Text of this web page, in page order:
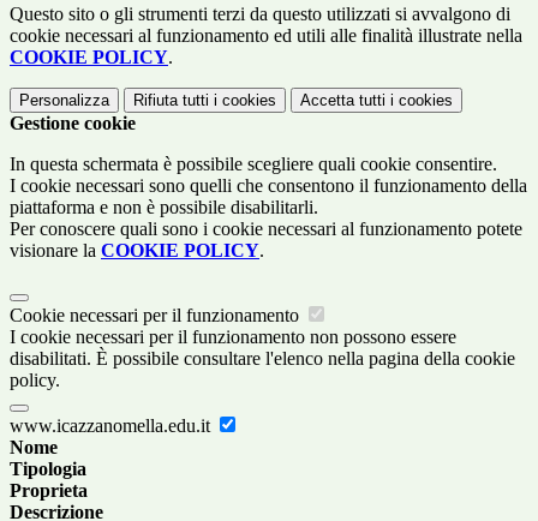
Questo sito o gli strumenti terzi da questo utilizzati si avvalgono di
cookie necessari al funzionamento ed utili alle finalità illustrate nella
COOKIE POLICY.
Personalizza Rifiuta tutti i cookies Accetta tutti i cookies
Gestione cookie
In questa schermata è possibile scegliere quali cookie consentire.
I cookie necessari sono quelli che consentono il funzionamento della
piattaforma e non è possibile disabilitarli.
Per conoscere quali sono i cookie necessari al funzionamento potete
visionare la COOKIE POLICY.
Cookie necessari per il funzionamento
I cookie necessari per il funzionamento non possono essere
disabilitati. È possibile consultare l'elenco nella pagina della cookie
policy.
www.icazzanomella.edu.it
Nome
Tipologia
Proprieta
Descrizione